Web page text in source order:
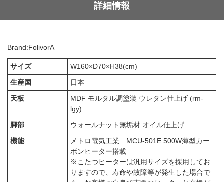
詳細情報
Brand:FolivorA
サイズ
W160×D70×H38(cm)
生産国
日本
天板
MDF モルタル調塗装 ウレタン仕上げ (rm-
lgy)
脚部
ウォールナット無垢材 オイル仕上げ
機能
メトロ電気工業 MCU-501E 500W薄型カー
ボンヒーター搭載
※こたつヒーターは汎用サイズを採用してお
りますので、寿命や故障等が発生した場合で